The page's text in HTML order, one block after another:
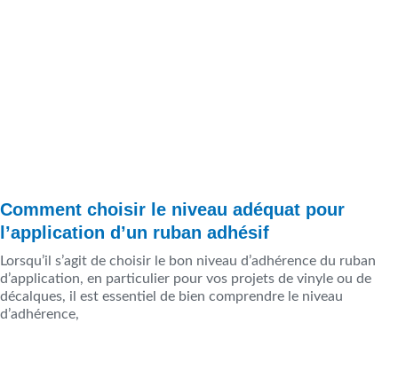
Comment choisir le niveau adéquat pour
l’application d’un ruban adhésif
Lorsqu’il s’agit de choisir le bon niveau d’adhérence du ruban
d’application, en particulier pour vos projets de vinyle ou de
décalques, il est essentiel de bien comprendre le niveau
d’adhérence,